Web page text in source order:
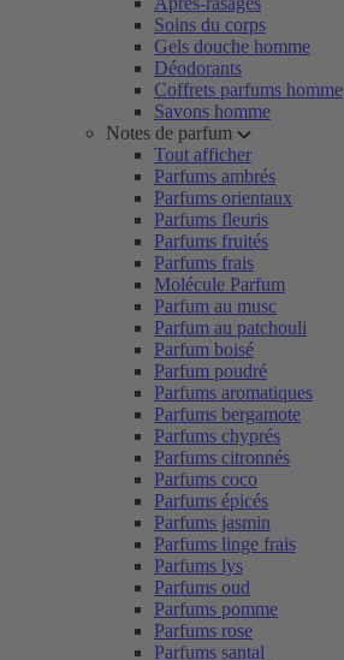
Soins du corps
Gels douche homme
Déodorants
Coffrets parfums homme
Savons homme
Notes de parfum
Tout afficher
Parfums ambrés
Parfums orientaux
Parfums fleuris
Parfums fruités
Parfums frais
Molécule Parfum
Parfum au musc
Parfum au patchouli
Parfum boisé
Parfum poudré
Parfums aromatiques
Parfums bergamote
Parfums chyprés
Parfums citronnés
Parfums coco
Parfums épicés
Parfums jasmin
Parfums linge frais
Parfums lys
Parfums oud
Parfums pomme
Parfums rose
Parfums santal